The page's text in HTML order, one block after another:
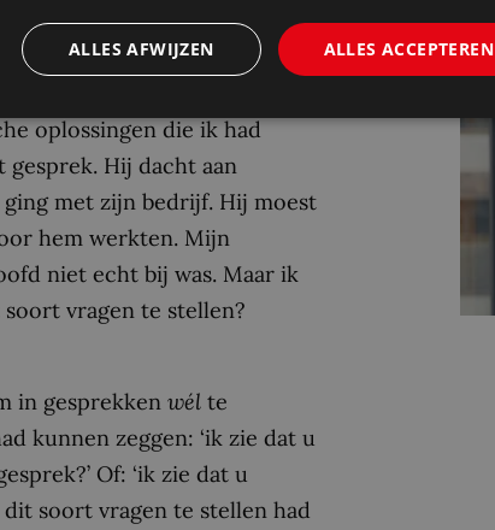
was. Zo keek hij op enig
maar ging door met het
het eind van de bespreking
oplossingen die ik had
Hij dacht aan
met zijn bedrijf. Hij moest
hem werkten. Mijn
niet echt bij was. Maar ik
vragen te stellen?
in gesprekken wél te
kunnen zeggen: ‘ik zie dat u
Of: ‘ik zie dat u
soort vragen te stellen had
ALLES ACCEPTEREN
ALLES AFWIJZEN